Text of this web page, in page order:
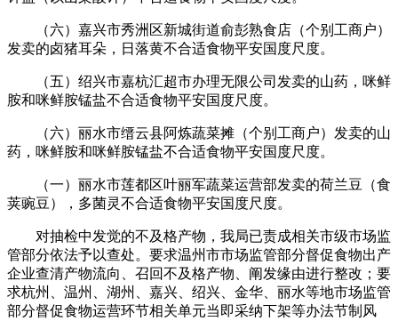
（六）嘉兴市秀洲区新城街道俞彭熟食店（个别工商户）
发卖的卤猪耳朵，日落黄不合适食物平安国度尺度。
（五）绍兴市嘉杭汇超市办理无限公司发卖的山药，咪鲜
胺和咪鲜胺锰盐不合适食物平安国度尺度。
（六）丽水市缙云县阿炼蔬菜摊（个别工商户）发卖的山
药，咪鲜胺和咪鲜胺锰盐不合适食物平安国度尺度。
（一）丽水市莲都区叶丽军蔬菜运营部发卖的荷兰豆（食
荚豌豆），多菌灵不合适食物平安国度尺度。
对抽检中发觉的不及格产物，我局已责成相关市级市场监
管部分依法予以查处。要求温州市市场监管部分督促食物出产
企业查清产物流向、召回不及格产物、阐发缘由进行整改；要
求杭州、温州、湖州、嘉兴、绍兴、金华、丽水等地市场监管
部分督促食物运营环节相关单元当即采纳下架等办法节制风